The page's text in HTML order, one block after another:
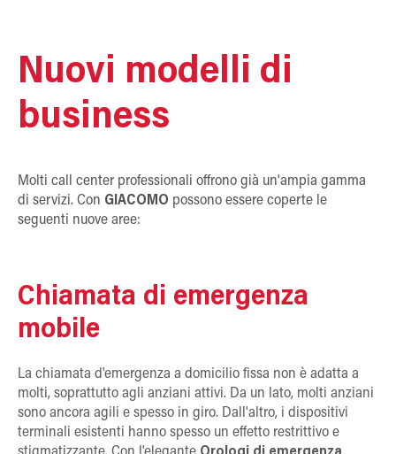
Nuovi modelli di
business
Molti call center professionali offrono già un'ampia gamma
di servizi. Con GIACOMO possono essere coperte le
seguenti nuove aree:
Chiamata di emergenza
mobile
La chiamata d'emergenza a domicilio fissa non è adatta a
molti, soprattutto agli anziani attivi. Da un lato, molti anziani
sono ancora agili e spesso in giro. Dall'altro, i dispositivi
terminali esistenti hanno spesso un effetto restrittivo e